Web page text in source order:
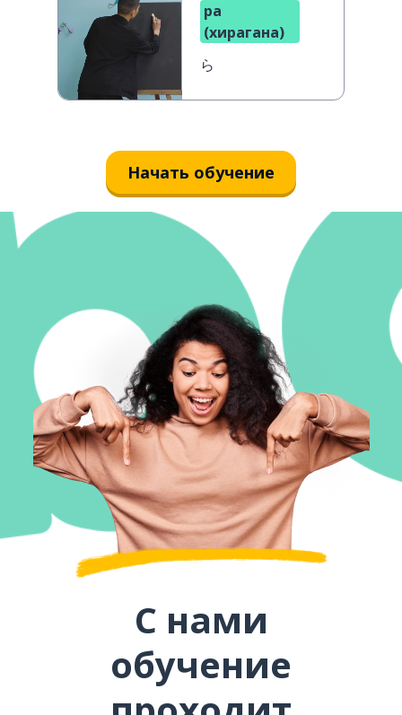
ра
(хирагана)
ら
Начать обучение
С нами
обучение